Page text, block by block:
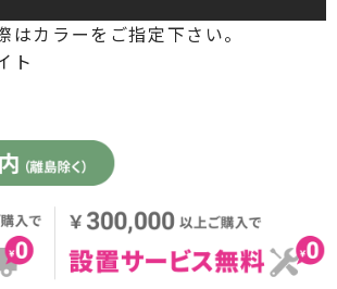
はカラーをご指定下さい。
ト